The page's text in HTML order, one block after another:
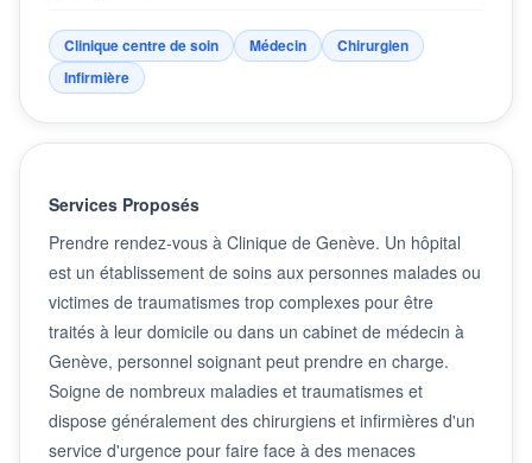
Clinique centre de soin Médecin
Chirurgien
Infirmière
Services Proposés
Prendre rendez-vous à Clinique de Genève. Un hôpital
est un établissement de soins aux personnes malades ou
victimes de traumatismes trop complexes pour être
traités à leur domicile ou dans un cabinet de médecin à
Genève, personnel soignant peut prendre en charge.
Soigne de nombreux maladies et traumatismes et
dispose généralement des chirurgiens et infirmières d'un
service d'urgence pour faire face à des menaces